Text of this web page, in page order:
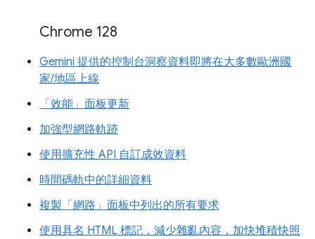
Chrome 128
Gemini 提供的控制台洞察資料即將在大多數歐洲國
家/地區上線
「效能」面板更新
加強型網路軌跡
使用擴充性 API 自訂成效資料
時間碼軌中的詳細資料
複製「網路」面板中列出的所有要求
使用具名 HTML 標記，減少雜亂內容，加快堆積快照